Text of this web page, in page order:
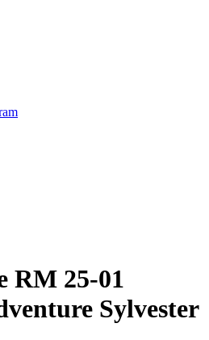
RM 25-01
Sylvester